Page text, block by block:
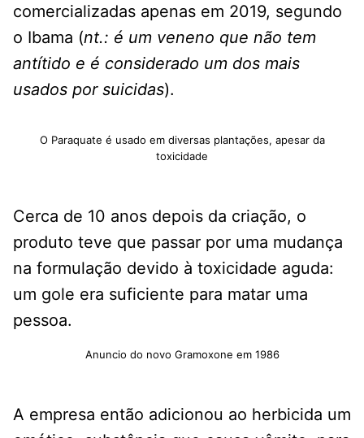
comercializadas apenas em 2019, segundo
o Ibama (nt.: é um veneno que não tem
antítido e é considerado um dos mais
usados por suicidas).
O Paraquate é usado em diversas plantações, apesar da
toxicidade
Cerca de 10 anos depois da criação, o
produto teve que passar por uma mudança
na formulação devido à toxicidade aguda:
um gole era suficiente para matar uma
pessoa.
Anuncio do novo Gramoxone em 1986
A empresa então adicionou ao herbicida um